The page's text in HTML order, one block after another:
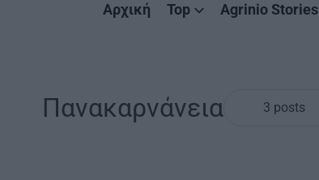
Αρχική Top Agrinio Stories
Πανακαρνάνεια 3 posts